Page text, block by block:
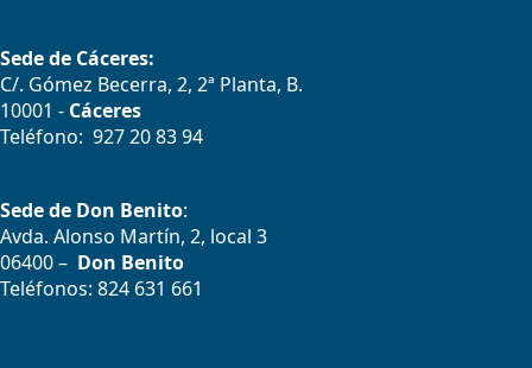
Sede de Cáceres:
C/. Gómez Becerra, 2, 2ª Planta, B.
10001 - Cáceres
Teléfono: 927 20 83 94
Sede de Don Benito:
Avda. Alonso Martín, 2, local 3
06400 – Don Benito
Teléfonos: 824 631 661